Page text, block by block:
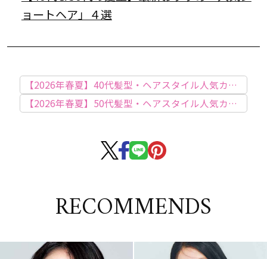
ョートヘア」４選
【2026年春夏】40代髪型・ヘアスタイル人気カタ
ログ
【2026年春夏】50代髪型・ヘアスタイル人気カタ
ログ
RECOMMENDS